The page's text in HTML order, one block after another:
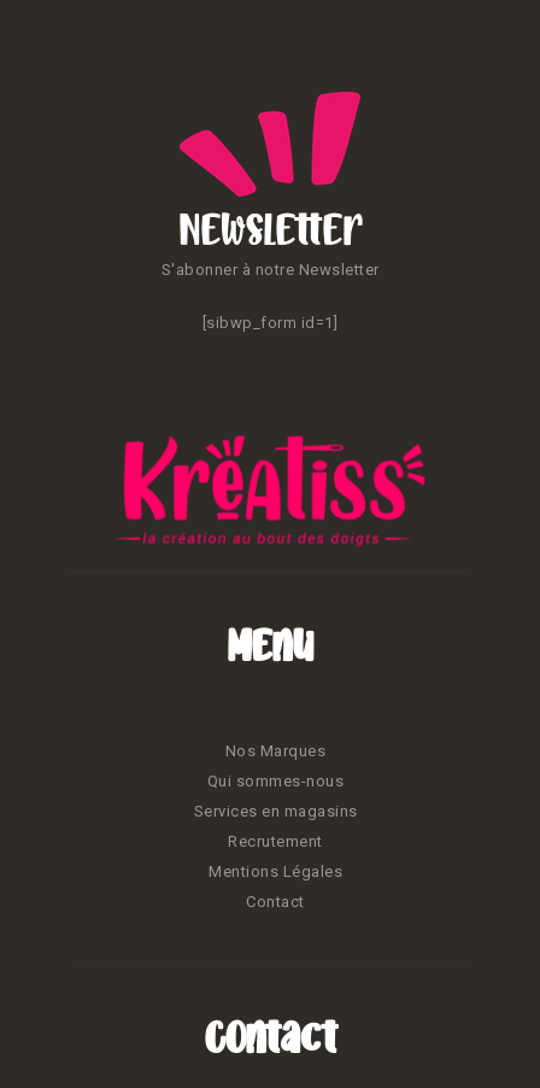
Newsletter
S'abonner à notre Newsletter
[sibwp_form id=1]
Menu
Nos Marques
Qui sommes-nous
Services en magasins
Recrutement
Mentions Légales
Contact
Contact